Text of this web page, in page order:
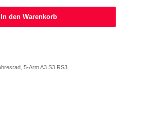
In den Warenkorb